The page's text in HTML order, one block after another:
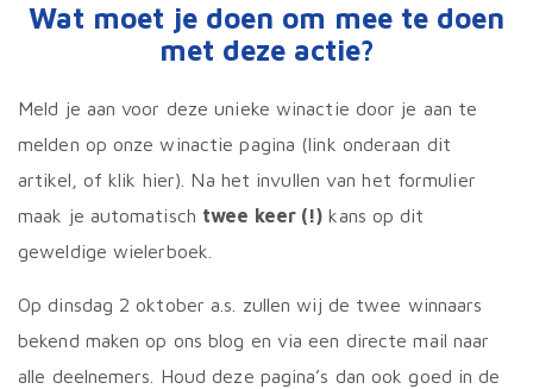
Wat moet je doen om mee te doen
met deze actie?
Meld je aan voor deze unieke winactie door je aan te
melden op onze winactie pagina (link onderaan dit
artikel, of klik hier). Na het invullen van het formulier
maak je automatisch twee keer (!) kans op dit
geweldige wielerboek.
Op dinsdag 2 oktober a.s. zullen wij de twee winnaars
bekend maken op ons blog en via een directe mail naar
alle deelnemers. Houd deze pagina’s dan ook goed in de